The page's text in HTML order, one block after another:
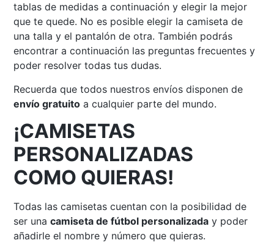
tablas de medidas a continuación y elegir la mejor
que te quede. No es posible elegir la camiseta de
una talla y el pantalón de otra. También podrás
encontrar a continuación las preguntas frecuentes y
poder resolver todas tus dudas.
Recuerda que todos nuestros envíos disponen de
envío gratuito a cualquier parte del mundo.
¡CAMISETAS
PERSONALIZADAS
COMO QUIERAS!
Todas las camisetas cuentan con la posibilidad de
ser unacamiseta de fútbol personalizada y poder
añadirle el nombre y número que quieras.